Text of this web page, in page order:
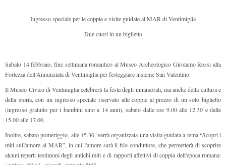
Ingresso speciale per le coppie e visite guidate al MAR di Ventimiglia
Due cuori in un biglietto
Sabato 14 febbraio, fine settimana romantico al Museo Archeologico Girolamo Rossi alla
Fortezza dell’Annunziata di Ventimiglia per festeggiare insieme San Valentino.
Il Museo Civico di Ventimiglia celebrerà la festa degli innamorati, ma anche della cultura e
della storia, con un ingresso speciale riservato alle coppie al prezzo di un solo biglietto
(ingresso gratuito per i bambini sino a 14 anni), sabato dalle ore 9.00 alle 12.30 e dalle
15.00 alle 17.00.
Inoltre, sabato pomeriggio, alle 15.30, verrà organizzata una visita guidata a tema “Scopri i
miti sull'amore al MAR”, in cui l'amore sarà il filo conduttore, che permetterà di scoprire
alcuni reperti testimoni degli antichi miti e di rapporti affettivi di coppia dell'epoca romana: